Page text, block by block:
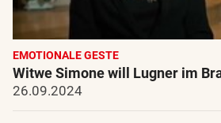
EMOTIONALE GESTE
Witwe Simone will Lugner im
26.09.2024